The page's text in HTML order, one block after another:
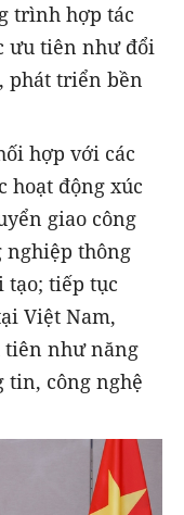
trình hợp tác
ưu tiên như đổi
phát triển bền
hợp với các
hoạt động xúc
giao công
nghiệp thông
tiếp tục
Việt Nam,
tiên như năng
tin, công nghệ